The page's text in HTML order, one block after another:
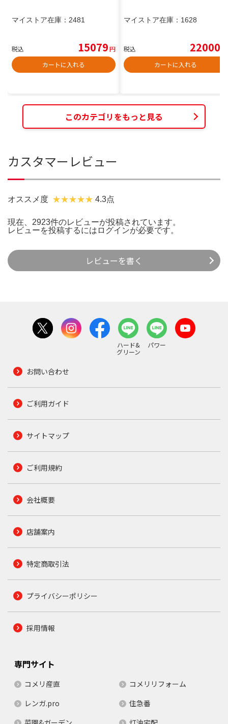
マイストア在庫： 2481
税込 15079円
カートに入れる
マイストア在庫： 1628
税込 22000
カートに入れる
このカテゴリをもっと見る
カスタマーレビュー
オススメ度 4.3点
現在、2923件のレビューが投稿されています。
レビューを投稿するには ログインが必要です。
レビューを書く
ハード&
グリーン
パワー
お問い合わせ
ご利用ガイド
サイトマップ
ご利用規約
会社概要
店舗案内
特定商取引法
プライバシーポリシー
採用情報
専門サイト
コメリ産直
コメリリフォーム
レンガ.pro
住急番